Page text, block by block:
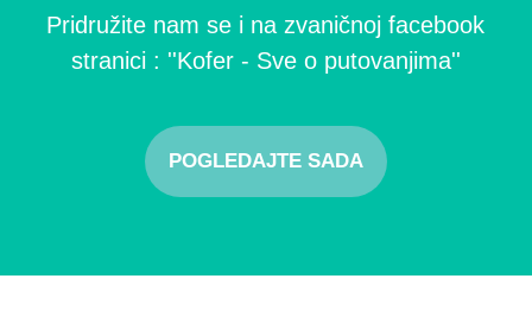
Pridružite nam se i na zvaničnoj facebook
stranici : ''Kofer - Sve o putovanjima''
POGLEDAJTE SADA